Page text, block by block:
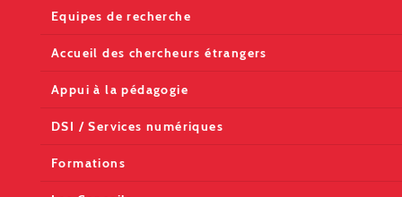
Equipes de recherche
Accueil des chercheurs étrangers
Appui à la pédagogie
DSI / Services numériques
Formations